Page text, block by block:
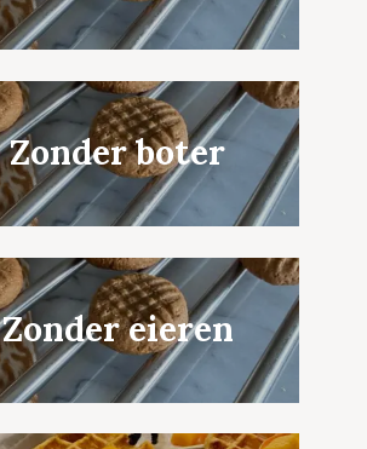
Zonder boter
Zonder eieren